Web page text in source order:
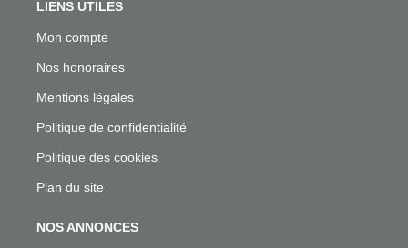
LIENS UTILES
Mon compte
Nos honoraires
Mentions légales
Politique de confidentialité
Politique des cookies
Plan du site
NOS ANNONCES